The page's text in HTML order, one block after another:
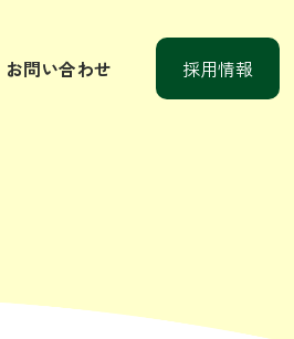
お問い合わせ 採用情報